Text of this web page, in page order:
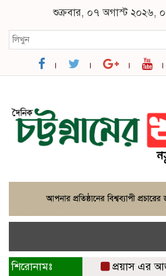
শুক্রবার, ০৭ অগাস্ট ২০২৬,
শিরোনামঃ প্রয়াস এর